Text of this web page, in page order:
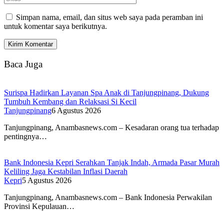
Simpan nama, email, dan situs web saya pada peramban ini
untuk komentar saya berikutnya.
Baca Juga
Surispa Hadirkan Layanan Spa Anak di Tanjungpinang, Dukung
Tumbuh Kembang dan Relaksasi Si Kecil
Tanjungpinang6 Agustus 2026
Tanjungpinang, Anambasnews.com – Kesadaran orang tua terhadap
pentingnya…
Bank Indonesia Kepri Serahkan Tanjak Indah, Armada Pasar Murah
Keliling Jaga Kestabilan Inflasi Daerah
Kepri5 Agustus 2026
Tanjungpinang, Anambasnews.com – Bank Indonesia Perwakilan
Provinsi Kepulauan…